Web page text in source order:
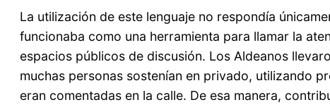
La utilización de este lenguaje no respondía
funcionaba como una herramienta para llamar la
espacios públicos de discusión. Los Aldeanos
muchas personas sostenían en privado, utilizando
eran comentadas en la calle. De esa manera,